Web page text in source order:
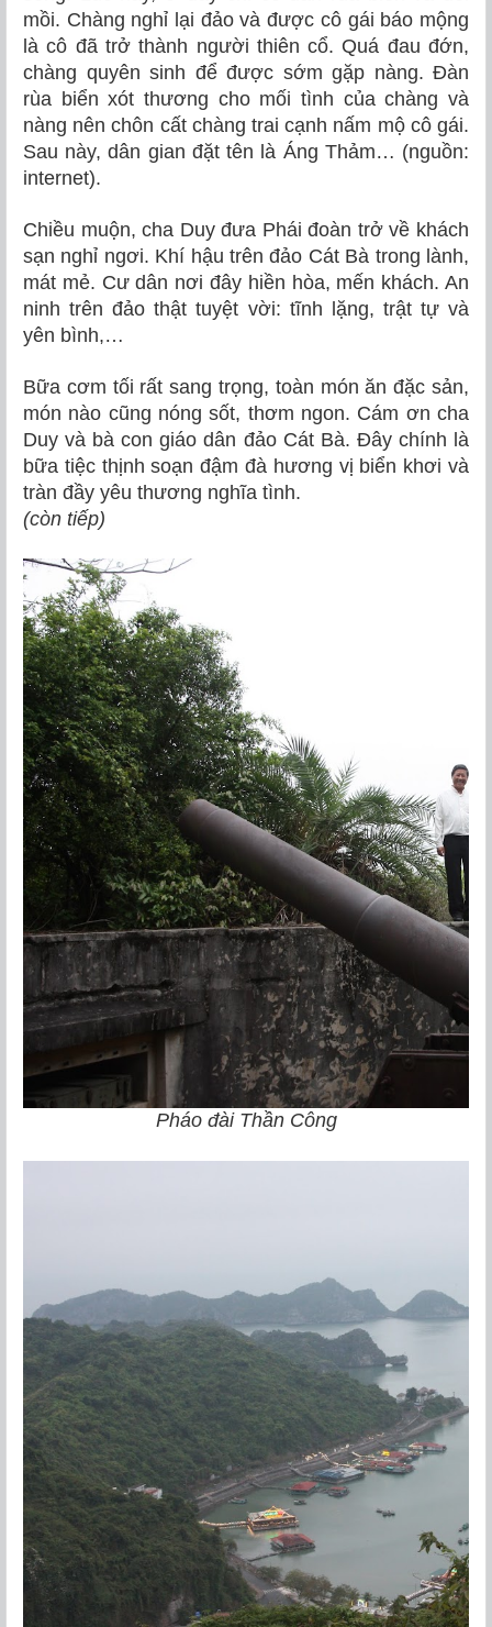
mồi. Chàng nghỉ lại đảo và được cô gái báo mộng
là cô đã trở thành người thiên cổ. Quá đau đớn,
chàng quyên sinh để được sớm gặp nàng. Đàn
rùa biển xót thương cho mối tình của chàng và
nàng nên chôn cất chàng trai cạnh nấm mộ cô gái.
Sau này, dân gian đặt tên là Áng Thảm… (nguồn:
internet).
Chiều muộn, cha Duy đưa Phái đoàn trở về khách
sạn nghỉ ngơi. Khí hậu trên đảo Cát Bà trong lành,
mát mẻ. Cư dân nơi đây hiền hòa, mến khách. An
ninh trên đảo thật tuyệt vời: tĩnh lặng, trật tự và
yên bình,…
Bữa cơm tối rất sang trọng, toàn món ăn đặc sản,
món nào cũng nóng sốt, thơm ngon. Cám ơn cha
Duy và bà con giáo dân đảo Cát Bà. Đây chính là
bữa tiệc thịnh soạn đậm đà hương vị biển khơi và
tràn đầy yêu thương nghĩa tình.
(còn tiếp)
Pháo đài Thần Công